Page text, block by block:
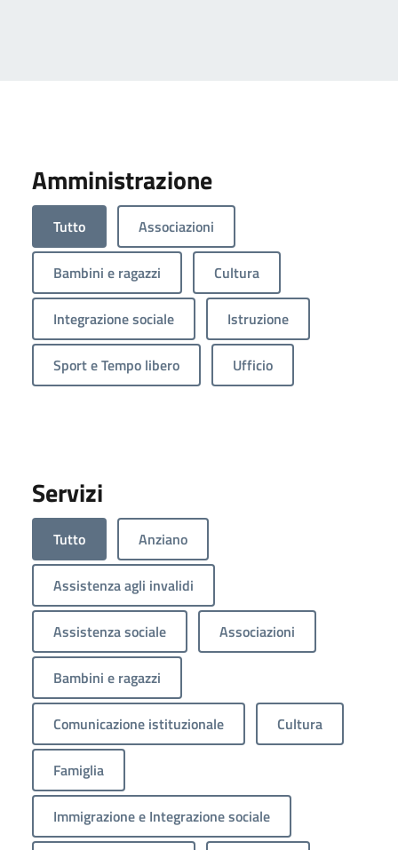
Amministrazione
Tutto Associazioni
Bambini e ragazzi Cultura
Integrazione sociale Istruzione
Sport e Tempo libero Ufficio
Servizi
Tutto Anziano
Assistenza agli invalidi
Assistenza sociale Associazioni
Bambini e ragazzi
Comunicazione istituzionale Cultura
Famiglia
Immigrazione e Integrazione sociale